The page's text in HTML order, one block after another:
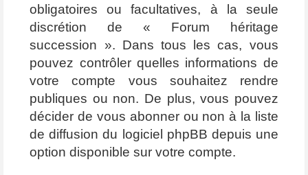
obligatoires ou facultatives, à la seule
discrétion de « Forum héritage
succession ». Dans tous les cas, vous
pouvez contrôler quelles informations de
votre compte vous souhaitez rendre
publiques ou non. De plus, vous pouvez
décider de vous abonner ou non à la liste
de diffusion du logiciel phpBB depuis une
option disponible sur votre compte.